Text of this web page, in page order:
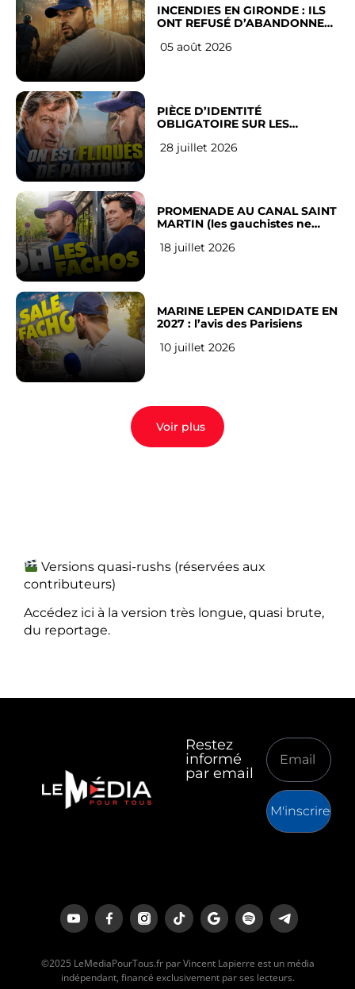
INCENDIES EN GIRONDE : ILS
ONT REFUSÉ D’ABANDONNER
05 août 2026
PIÈCE D’IDENTITÉ
OBLIGATOIRE SUR LES
Français
28 juillet 2026
PROMENADE AU CANAL SAINT
MARTIN (les gauchistes ne
18 juillet 2026
MARINE LEPEN CANDIDATE EN
2027 : l’avis des Parisiens
10 juillet 2026
Voir plus
Versions quasi-rushs (réservées aux
contributeurs)
Accédez ici à la version très longue, quasi brute,
du reportage.
Restez
informé
par email
M'inscrire
©2025 LeMediaPourTous.fr par Vincent Lapierre est un média
indépendant, financé exclusivement par ses lecteurs.